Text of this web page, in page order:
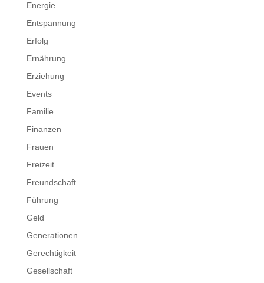
Energie
Entspannung
Erfolg
Ernährung
Erziehung
Events
Familie
Finanzen
Frauen
Freizeit
Freundschaft
Führung
Geld
Generationen
Gerechtigkeit
Gesellschaft